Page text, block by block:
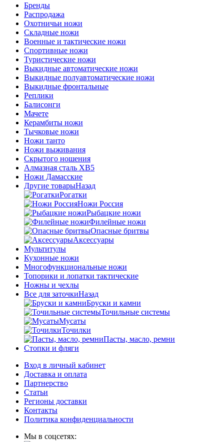
Бренды
Распродажа
Охотничьи ножи
Складные ножи
Военные и тактические ножи
Спортивные ножи
Туристические ножи
Выкидные автоматические ножи
Выкидные полуавтоматические ножи
Выкидные фронтальные
Реплики
Балисонги
Мачете
Керамбиты ножи
Тычковые ножи
Ножи танто
Ножи выживания
Скрытого ношения
Алмазная сталь ХВ5
Ножи Дамасские
Другие товарыНазад
Рогатки
Ножи Россия
Рыбацкие ножи
Филейные ножи
Опасные бритвы
Аксессуары
Мультитулы
Кухонные ножи
Многофункциональные ножи
Топорики и лопатки тактические
Ножны и чехлы
Все для заточкиНазад
Бруски и камни
Точильные системы
Мусаты
Точилки
Пасты, масло, ремни
Стопки и фляги
Вход в личный кабинет
Доставка и оплата
Партнерство
Статьи
Регионы доставки
Контакты
Политика конфиденциальности
Мы в соцсетях: